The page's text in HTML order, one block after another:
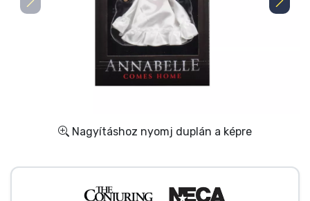
Nagyításhoz nyomj duplán a képre
Ajándékkártya
Szállítás és fizetés
Sorozatos cuccok
Animés cuccok